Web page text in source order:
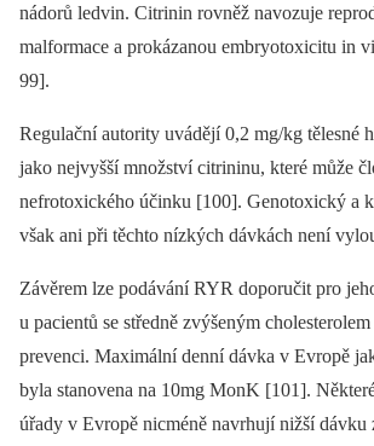
nádorů ledvin. Citrinin rovněž navozuje
malformace a prokázanou embryotoxicitu in
99].
Regulační autority uvádějí 0,2 mg/kg tělesné
jako nejvyšší množství citrininu, které může
nefrotoxického účinku [100]. Genotoxický a
však ani při těchto nízkých dávkách není
Závěrem lze podávání RYR doporučit pro
u pacientů se středně zvýšeným
prevenci. Maximální denní dávka v Evropě
byla stanovena na 10mg MonK [101].
úřady v Evropě nicméně navrhují nižší dávku